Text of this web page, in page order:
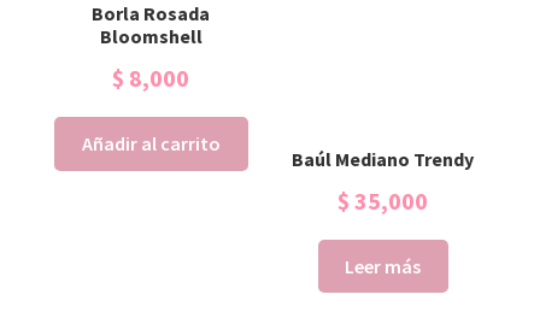
Borla Rosada
Bloomshell
$ 8,000
Añadir al carrito
Baúl Mediano Trendy
$ 35,000
Leer más